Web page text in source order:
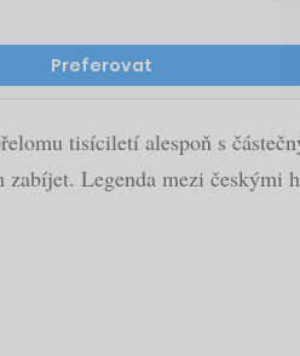
Preferovat
tisíciletí alespoň s
Legenda mezi českými